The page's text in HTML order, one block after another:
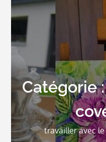
Catégorie
travailler avec